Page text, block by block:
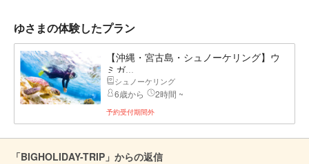
ゆさまの体験したプラン
【沖縄・宮古島・シュノーケリング】ウ
ミガ...
シュノーケリング
6歳から 2時間 ~
予約受付期間外
「BIGHOLIDAY-TRIP」からの返信